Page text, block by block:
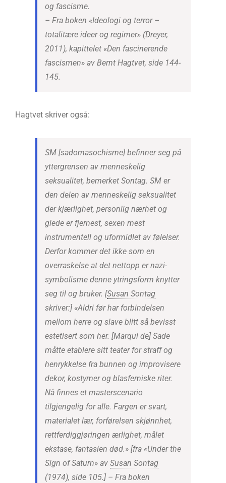
og fascisme.
– Fra boken «Ideologi og terror –
totalitære ideer og regimer» (Dreyer,
2011), kapittelet «Den fascinerende
fascismen» av Bernt Hagtvet, side 144-
145.
Hagtvet skriver også:
SM [sadomasochisme] befinner seg på
yttergrensen av menneskelig
seksualitet, bemerket Sontag. SM er
den delen av menneskelig seksualitet
der kjærlighet, personlig nærhet og
glede er fjernest, sexen mest
instrumentell og uformidlet av følelser.
Derfor kommer det ikke som en
overraskelse at det nettopp er nazi-
symbolisme denne ytringsform knytter
seg til og bruker. [Susan Sontag
skriver:] «Aldri før har forbindelsen
mellom herre og slave blitt så bevisst
estetisert som her. [Marqui de] Sade
måtte etablere sitt teater for straff og
henrykkelse fra bunnen og improvisere
dekor, kostymer og blasfemiske riter.
Nå finnes et masterscenario
tilgjengelig for alle. Fargen er svart,
materialet lær, forførelsen skjønnhet,
rettferdiggjøringen ærlighet, målet
ekstase, fantasien død.» [fra «Under the
Sign of Saturn» av Susan Sontag
(1974), side 105.] – Fra boken